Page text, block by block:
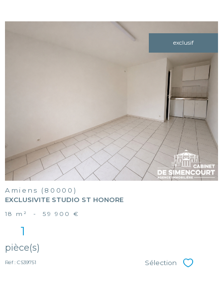
exclusif
bien
Amiens (80000)
EXCLUSIVITE STUDIO ST HONORE
18 m² - 59 900 €
1
pièce(s)
Réf : CS39751 Sélection Sélectionner